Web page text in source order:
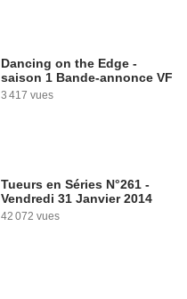
Dancing on the Edge -
saison 1 Bande-annonce VF
3 417 vues
Tueurs en Séries N°261 -
Vendredi 31 Janvier 2014
42 072 vues